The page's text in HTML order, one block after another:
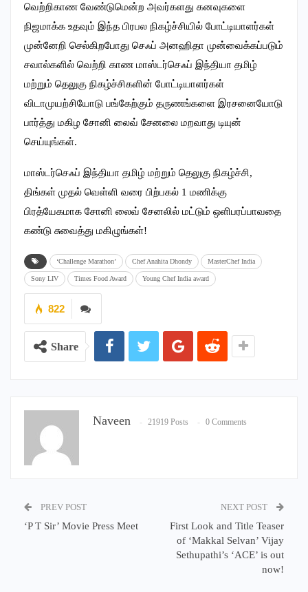
வெற்றிகாண வேண்டுமென்ற அவர்களது கனவுகளை
நிஜமாக்க உதவும் இந்த பிரபல நிகழ்ச்சியில் போட்டியாளர்கள்
முன்னேறி செல்கிறபோது செஃப் அனஹிதா முன்வைக்கப்படும்
சவால்களில் வெற்றி காண மாஸ்டர்செஃப் இந்தியா தமிழ்
மற்றும் தெலுகு நிகழ்ச்சிகளின் போட்டியாளர்கள்
விடாமுயற்சியோடு பங்கேற்கும் தருணங்களை இரசனையோடு
பார்த்து மகிழ சோனி லைவ் சேனலை மறவாது டியுன்
செய்யுங்கள்.
மாஸ்டர்செஃப் இந்தியா தமிழ் மற்றும் தெலுகு நிகழ்ச்சி,
திங்கள் முதல் வெள்ளி வரை பிற்பகல் 1 மணிக்கு
பிரத்யேகமாக சோனி லைவ் சேனலில் மட்டும் ஒளிபரப்பாவதை
கண்டு சுவைத்து மகிழுங்கள்!
‘Challenge Marathon’ Chef Anahita Dhondy MasterChef India
Sony LIV Times Food Award Young Chef India award
822
Share
Naveen 21919 Posts 0 Comments
PREV POST
‘P T Sir’ Movie Press Meet
NEXT POST
First Look and Title Teaser
of ‘Makkal Selvan’ Vijay
Sethupathi’s ‘ACE’ is out
now!